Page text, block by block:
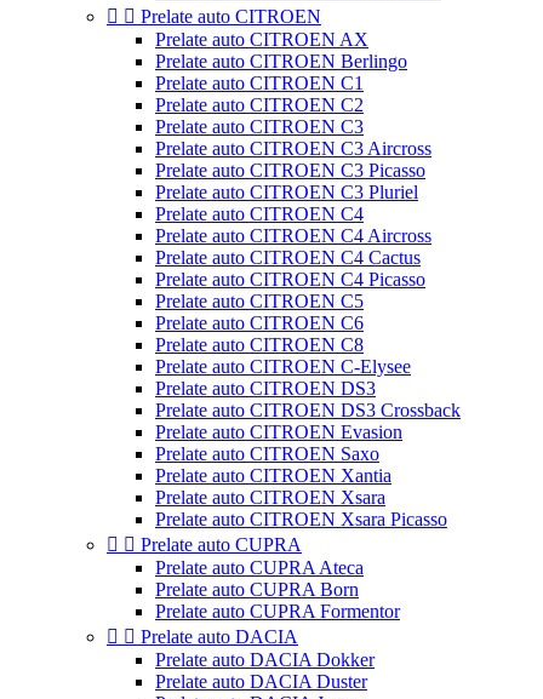
  Prelate auto CITROEN
Prelate auto CITROEN AX
Prelate auto CITROEN Berlingo
Prelate auto CITROEN C1
Prelate auto CITROEN C2
Prelate auto CITROEN C3
Prelate auto CITROEN C3 Aircross
Prelate auto CITROEN C3 Picasso
Prelate auto CITROEN C3 Pluriel
Prelate auto CITROEN C4
Prelate auto CITROEN C4 Aircross
Prelate auto CITROEN C4 Cactus
Prelate auto CITROEN C4 Picasso
Prelate auto CITROEN C5
Prelate auto CITROEN C6
Prelate auto CITROEN C8
Prelate auto CITROEN C-Elysee
Prelate auto CITROEN DS3
Prelate auto CITROEN DS3 Crossback
Prelate auto CITROEN Evasion
Prelate auto CITROEN Saxo
Prelate auto CITROEN Xantia
Prelate auto CITROEN Xsara
Prelate auto CITROEN Xsara Picasso
  Prelate auto CUPRA
Prelate auto CUPRA Ateca
Prelate auto CUPRA Born
Prelate auto CUPRA Formentor
  Prelate auto DACIA
Prelate auto DACIA Dokker
Prelate auto DACIA Duster